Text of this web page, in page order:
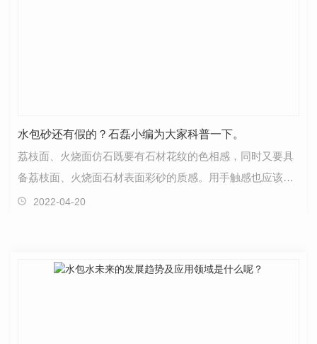
水包砂还有假的？石磊小编为大家科普一下。
荔枝面、火烧面仿石既要有石材花纹的色相感，同时又要具
备荔枝面、火烧面石材表面彩砂的质感。用手触感也应该有
原石的凹凸面，在粒子色彩方面必须相近，粒子色彩之…
2022-04-20